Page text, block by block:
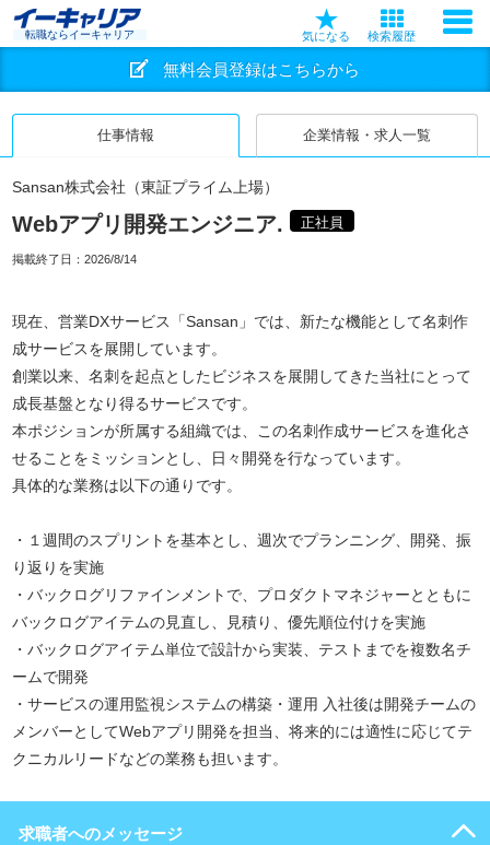
転職ならイーキャリア 気になる 検索履歴
無料会員登録はこちらから
仕事情報 企業情報・求人一覧
Sansan株式会社（東証プライム上場）
Webアプリ開発エンジニア. 正社員
掲載終了日： 2026/8/14
現在、営業DXサービス「Sansan」では、新たな機能として名刺作
成サービスを展開しています。
創業以来、名刺を起点としたビジネスを展開してきた当社にとって
成長基盤となり得るサービスです。
本ポジションが所属する組織では、この名刺作成サービスを進化さ
せることをミッションとし、日々開発を行なっています。
具体的な業務は以下の通りです。
・１週間のスプリントを基本とし、週次でプランニング、開発、振
り返りを実施
・バックログリファインメントで、プロダクトマネジャーとともに
バックログアイテムの見直し、見積り、優先順位付けを実施
・バックログアイテム単位で設計から実装、テストまでを複数名チ
ームで開発
・サービスの運用監視システムの構築・運用 入社後は開発チームの
メンバーとしてWebアプリ開発を担当、将来的には適性に応じてテ
クニカルリードなどの業務も担います。
求職者へのメッセージ